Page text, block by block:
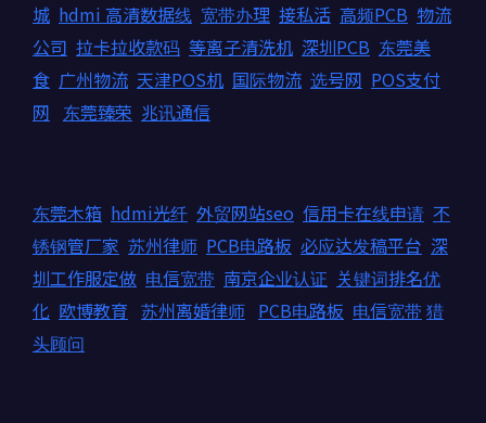
城 hdmi 高清数据线 宽带办理 接私活 高频PCB 物流
公司 拉卡拉收款码 等离子清洗机 深圳PCB 东莞美
食 广州物流 天津POS机 国际物流 选号网 POS支付
网 东莞臻荣 兆讯通信
东莞木箱 hdmi光纤 外贸网站seo 信用卡在线申请 不
锈钢管厂家 苏州律师 PCB电路板 必应达发稿平台 深
圳工作服定做 电信宽带 南京企业认证 关键词排名优
化 欧博教育 苏州离婚律师 PCB电路板 电信宽带猎
头顾问